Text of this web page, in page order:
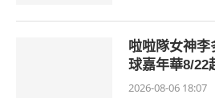
啦啦隊女神
球嘉年華8/22
2026-08-06 18:07